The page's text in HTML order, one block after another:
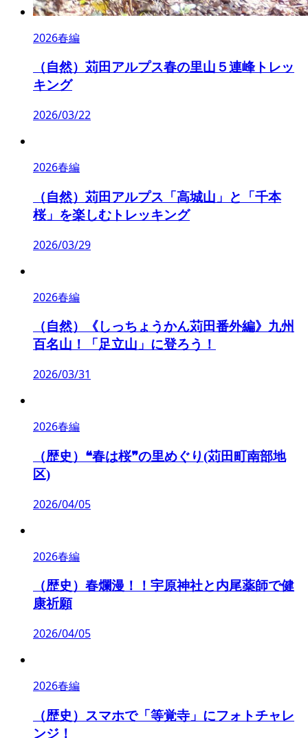
2026春編
（自然）苅田アルプス春の里山５連峰トレッ
キング
2026/03/22
2026春編
（自然）苅田アルプス「高城山」と「千本
桜」を楽しむトレッキング
2026/03/29
2026春編
（自然）《しっちょうかん苅田番外編》九州
百名山！「足立山」に登ろう！
2026/03/31
2026春編
（歴史）❝春は桜❞の里めぐり(苅田町南部地
区)
2026/04/05
2026春編
（歴史）春爛漫！！宇原神社と内尾薬師で健
康祈願
2026/04/05
2026春編
（歴史）スマホで「等覚寺」にフォトチャレ
ンジ！